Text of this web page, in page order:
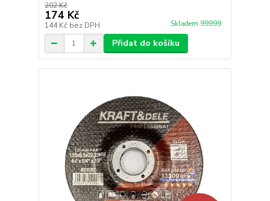
202 Kč
174 Kč
144 Kč bez DPH Skladem 99999
Přidat do košíku